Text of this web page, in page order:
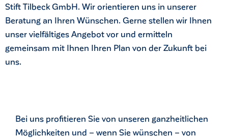
Stift Tilbeck GmbH. Wir orientieren uns in unserer
Beratung an Ihren Wünschen. Gerne stellen wir Ihnen
unser vielfältiges Angebot vor und ermitteln
gemeinsam mit Ihnen Ihren Plan von der Zukunft bei
uns.
Bei uns profitieren Sie von unseren ganzheitlichen
Möglichkeiten und – wenn Sie wünschen – von